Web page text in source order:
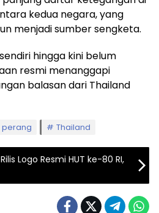
kedua negara, yang
menjadi sumber sengketa.
hingga kini belum
resmi menanggapi
balasan dari Thailand
perang Thailand
Logo Resmi HUT ke-80 RI,